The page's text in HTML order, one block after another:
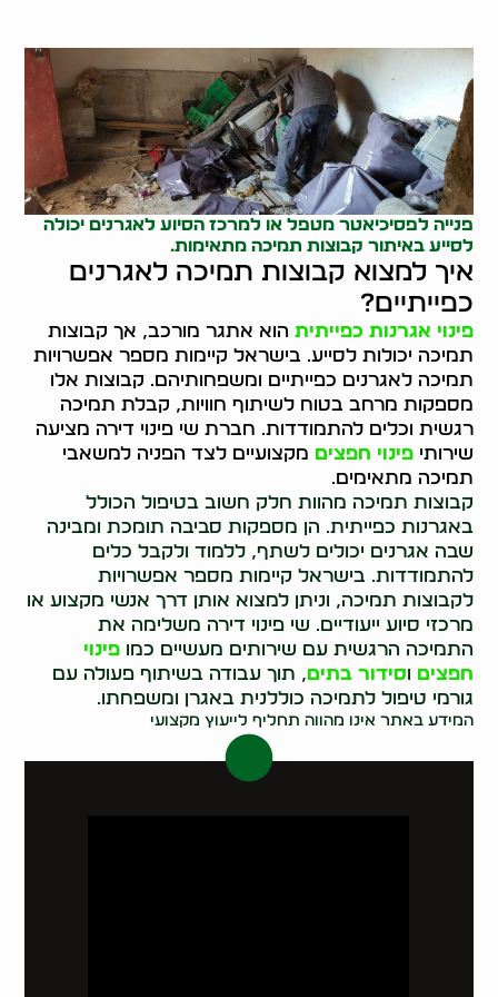
פנייה לפסיכיאטר מטפל או למרכז הסיוע לאגרנים יכולה
לסייע באיתור קבוצות תמיכה מתאימות.
איך למצוא קבוצות תמיכה לאגרנים
כפייתיים?
פינוי אגרנות כפייתית הוא אתגר מורכב, אך קבוצות
תמיכה יכולות לסייע. בישראל קיימות מספר אפשרויות
תמיכה לאגרנים כפייתיים ומשפחותיהם. קבוצות אלו
מספקות מרחב בטוח לשיתוף חוויות, קבלת תמיכה
רגשית וכלים להתמודדות. חברת שי פינוי דירה מציעה
שירותיפינוי חפצים מקצועיים לצד הפניה למשאבי
תמיכה מתאימים.
קבוצות תמיכה מהוות חלק חשוב בטיפול הכולל
באגרנות כפייתית. הן מספקות סביבה תומכת ומבינה
שבה אגרנים יכולים לשתף, ללמוד ולקבל כלים
להתמודדות. בישראל קיימות מספר אפשרויות
לקבוצות תמיכה, וניתן למצוא אותן דרך אנשי מקצוע או
מרכזי סיוע ייעודיים. שי פינוי דירה משלימה את
התמיכה הרגשית עם שירותים מעשיים כמופינוי
חפצים וסידור בתים, תוך עבודה בשיתוף פעולה עם
גורמי טיפול לתמיכה כוללנית באגרן ומשפחתו.
המידע באתר אינו מהווה תחליף לייעוץ מקצועי